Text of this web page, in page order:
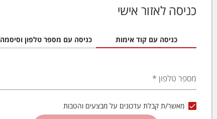
כניסה לאזור אישי
כניסה עם קוד אימות כניסה עם מספר טלפון וסיסמה
מספר טלפון *
מאשר/ת קבלת עדכונים על מבצעים והטבות